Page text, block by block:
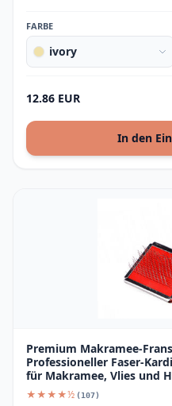
FARBE
ivory
12.86 EUR
In den
Premium Makramee-
Professioneller Faser-
für Makramee, Vlies und
★★★★½ (107)